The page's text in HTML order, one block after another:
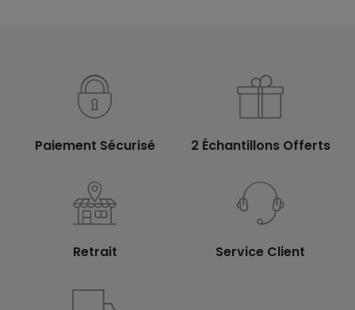
Paiement Sécurisé 2 Échantillons Offerts
Retrait Service Client